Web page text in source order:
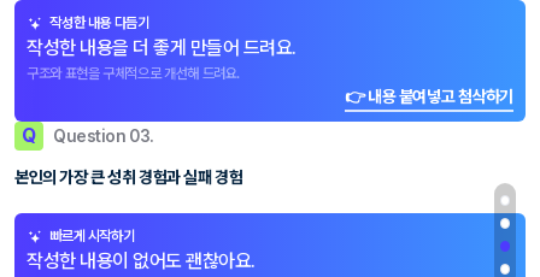
작성한 내용 다듬기
작성한 내용을 더 좋게 만들어 드려요.
구조와 표현을 구체적으로 개선해 드려요.
👉 내용 붙여넣고 첨삭하기
Q Question 03.
본인의 가장 큰 성취 경험과 실패 경험
빠르게 시작하기
작성한 내용이 없어도 괜찮아요.